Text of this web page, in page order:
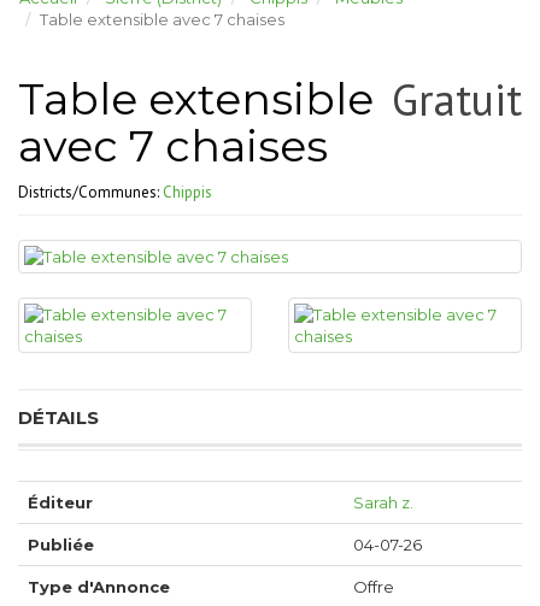
Table extensible avec 7 chaises
Gratuit
Table extensible
avec 7 chaises
Districts/Communes: Chippis
DÉTAILS
Éditeur Sarah z.
Publiée 04-07-26
Type d'Annonce Offre